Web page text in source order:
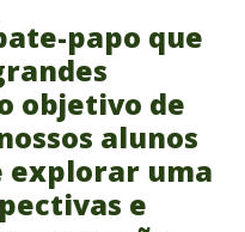
papo que
objetivo de
alunos
explorar uma
e